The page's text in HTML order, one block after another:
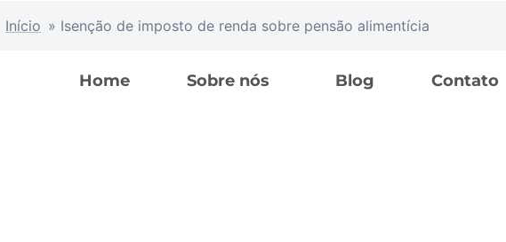
Home Sobre nós Blog Contato
Início » Isenção de imposto de renda sobre pensão alimentícia